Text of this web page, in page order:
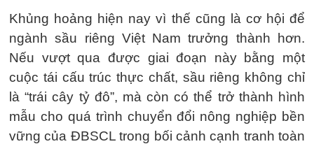
Khủng hoảng hiện nay vì thế cũng là cơ hội để
ngành sầu riêng Việt Nam trưởng thành hơn.
Nếu vượt qua được giai đoạn này bằng một
cuộc tái cấu trúc thực chất, sầu riêng không chỉ
là “trái cây tỷ đô”, mà còn có thể trở thành hình
mẫu cho quá trình chuyển đổi nông nghiệp bền
vững của ĐBSCL trong bối cảnh cạnh tranh toàn